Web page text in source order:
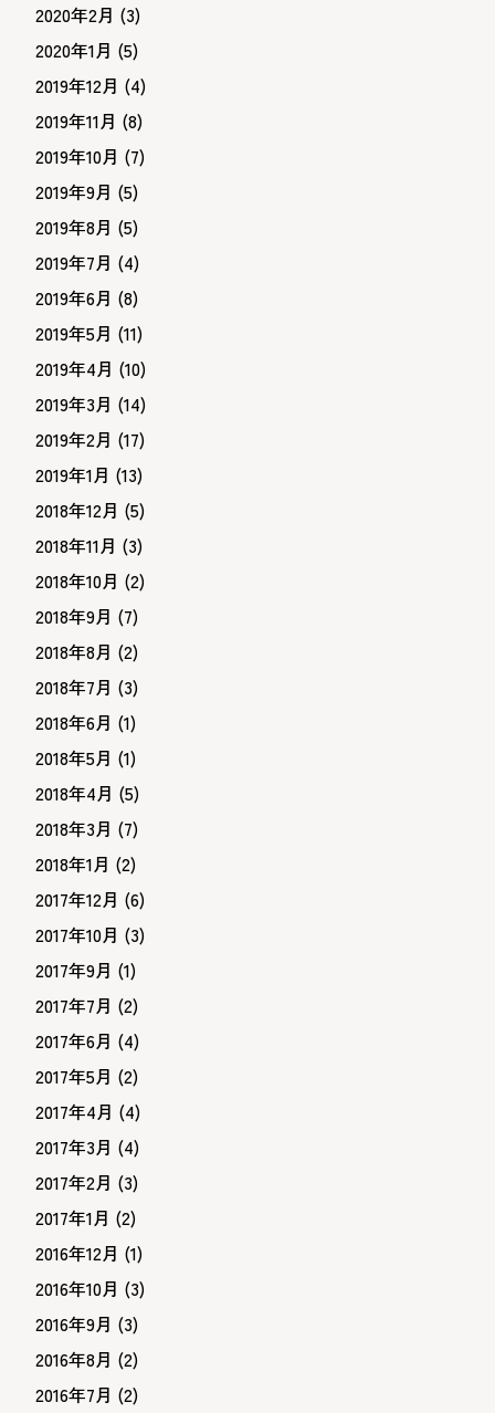
2020年2月 (3)
2020年1月 (5)
2019年12月 (4)
2019年11月 (8)
2019年10月 (7)
2019年9月 (5)
2019年8月 (5)
2019年7月 (4)
2019年6月 (8)
2019年5月 (11)
2019年4月 (10)
2019年3月 (14)
2019年2月 (17)
2019年1月 (13)
2018年12月 (5)
2018年11月 (3)
2018年10月 (2)
2018年9月 (7)
2018年8月 (2)
2018年7月 (3)
2018年6月 (1)
2018年5月 (1)
2018年4月 (5)
2018年3月 (7)
2018年1月 (2)
2017年12月 (6)
2017年10月 (3)
2017年9月 (1)
2017年7月 (2)
2017年6月 (4)
2017年5月 (2)
2017年4月 (4)
2017年3月 (4)
2017年2月 (3)
2017年1月 (2)
2016年12月 (1)
2016年10月 (3)
2016年9月 (3)
2016年8月 (2)
2016年7月 (2)